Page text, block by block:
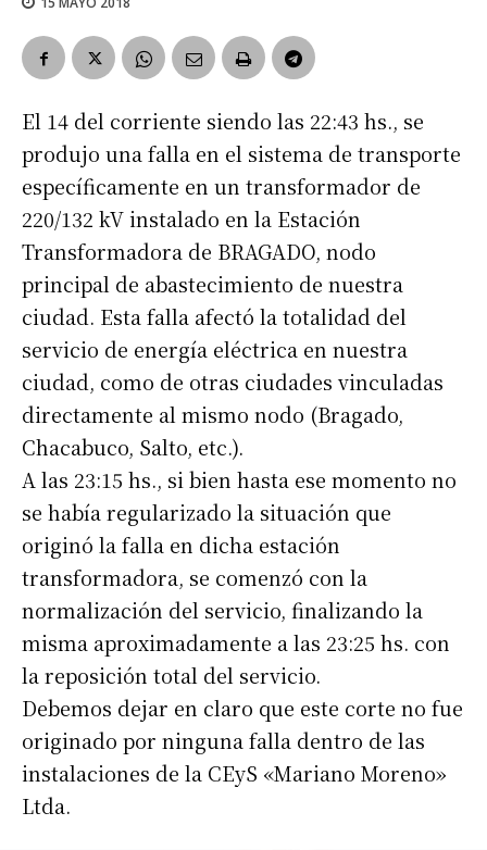
El 14 del corriente siendo las 22:43 hs., se
produjo una falla en el sistema de transporte
específicamente en un transformador de
220/132 kV instalado en la Estación
Transformadora de BRAGADO, nodo
principal de abastecimiento de nuestra
ciudad. Esta falla afectó la totalidad del
servicio de energía eléctrica en nuestra
ciudad, como de otras ciudades vinculadas
directamente al mismo nodo (Bragado,
Chacabuco, Salto, etc.).
A las 23:15 hs., si bien hasta ese momento no
se había regularizado la situación que
originó la falla en dicha estación
transformadora, se comenzó con la
normalización del servicio, finalizando la
misma aproximadamente a las 23:25 hs. con
la reposición total del servicio.
Debemos dejar en claro que este corte no fue
originado por ninguna falla dentro de las
instalaciones de la CEyS «Mariano Moreno»
Ltda.